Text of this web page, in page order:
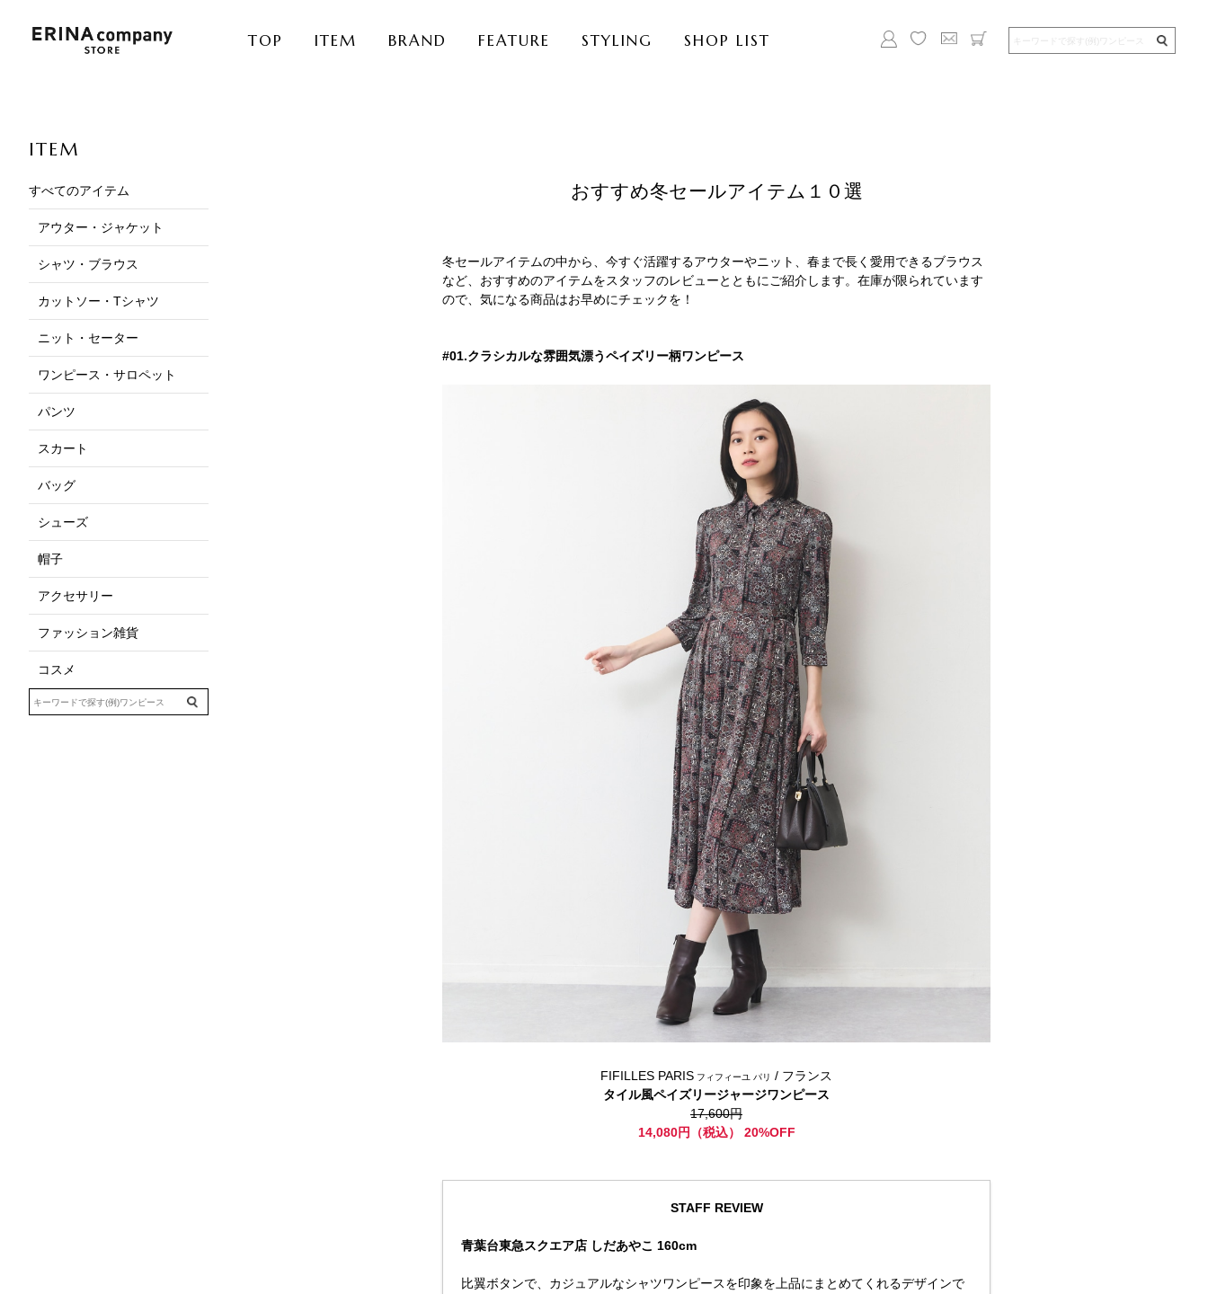
TOP ITEM BRAND FEATURE STYLING SHOP LIST
ITEM
すべてのアイテム
アウター・ジャケット
シャツ・ブラウス
カットソー・Tシャツ
ニット・セーター
ワンピース・サロペット
パンツ
スカート
バッグ
シューズ
帽子
アクセサリー
ファッション雑貨
コスメ
おすすめ冬セールアイテム１０選
冬セールアイテムの中から、今すぐ活躍するアウターやニット、春まで長く愛用できるブラウス
など、おすすめのアイテムをスタッフのレビューとともにご紹介します。在庫が限られています
ので、気になる商品はお早めにチェックを！
#01.クラシカルな雰囲気漂うペイズリー柄ワンピース
FIFILLES PARIS フィフィーユ パリ / フランス
タイル風ペイズリージャージワンピース
17,600円
14,080円（税込） 20%OFF
STAFF REVIEW
青葉台東急スクエア店 しだあやこ 160cm
比翼ボタンで、カジュアルなシャツワンピースを印象を上品にまとめてくれるデザインで